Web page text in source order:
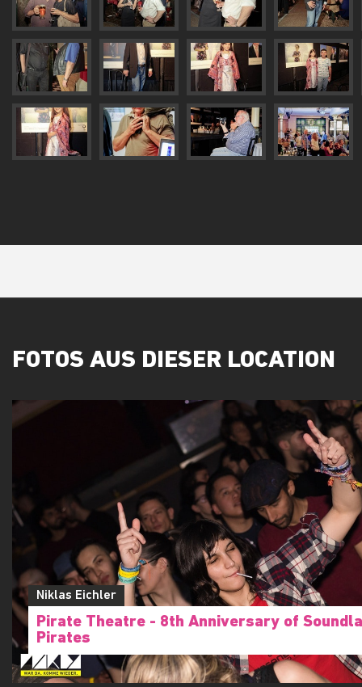
FOTOS AUS DIESER LOCATION
Niklas Eichler
Pirate Theatre - 8th Anniversary of
Pirates